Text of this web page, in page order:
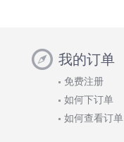
我的订单
免费注册
如何下订单
如何查看订单